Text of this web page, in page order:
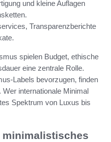
und kleine Auflagen
Transparenzberichte
spielen Budget, ethische
eine zentrale Rolle.
Labels bevorzugen, finden
internationale Minimal
Spektrum von Luxus bis